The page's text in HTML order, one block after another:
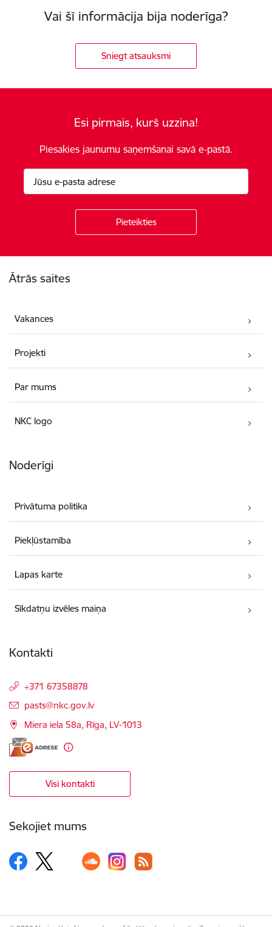
Vai šī informācija bija noderīga?
Sniegt atsauksmi
Esi pirmais, kurš uzzina!
Piesakies jaunumu saņemšanai savā e-pastā.
Ātrās saites
Vakances
Projekti
Par mums
NKC logo
Noderīgi
Privātuma politika
Piekļūstamība
Lapas karte
Sīkdatņu izvēles maiņa
Kontakti
+371 67358878
E-pasts:
pasts@nkc.gov.lv
Miera iela 58a, Rīga, LV-1013
Visi kontakti
Sekojiet mums